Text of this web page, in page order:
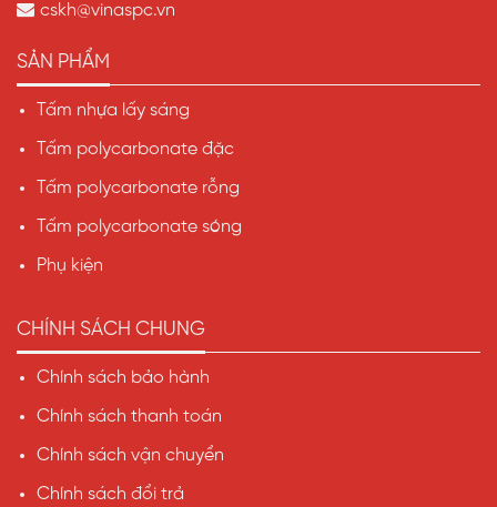
cskh@vinaspc.vn
SẢN PHẨM
Tấm nhựa lấy sáng
Tấm polycarbonate đặc
Tấm polycarbonate rỗng
Tấm polycarbonate sóng
Phụ kiện
CHÍNH SÁCH CHUNG
Chính sách bảo hành
Chính sách thanh toán
Chính sách vận chuyển
Chính sách đổi trả